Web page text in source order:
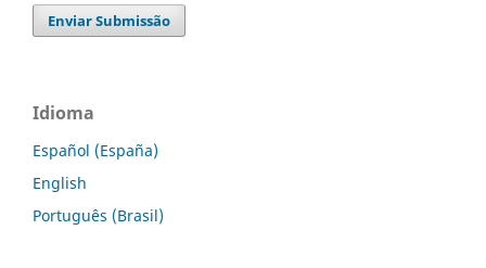
Enviar Submissão
Idioma
Español (España)
English
Português (Brasil)